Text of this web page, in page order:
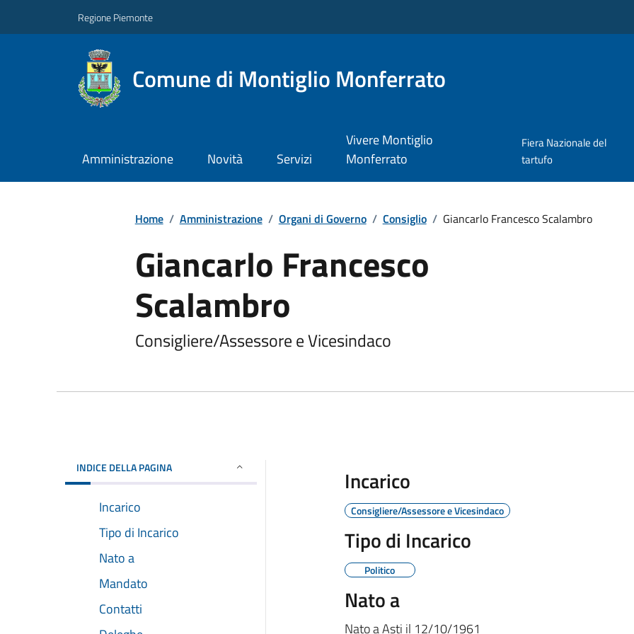
Regione Piemonte
Comune di Montiglio Monferrato
Amministrazione Novità Servizi
Vivere Montiglio
Monferrato
Fiera Nazionale del
tartufo
Home / Amministrazione / Organi di Governo / Consiglio / Giancarlo Francesco Scalambro
Giancarlo Francesco
Scalambro
Consigliere/Assessore e Vicesindaco
INDICE DELLA PAGINA
Incarico
Tipo di Incarico
Nato a
Mandato
Contatti
Incarico
Consigliere/Assessore e Vicesindaco
Tipo di Incarico
Politico
Nato a
Nato aAsti il 12/10/1961